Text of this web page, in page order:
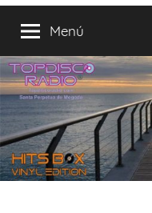
Menú